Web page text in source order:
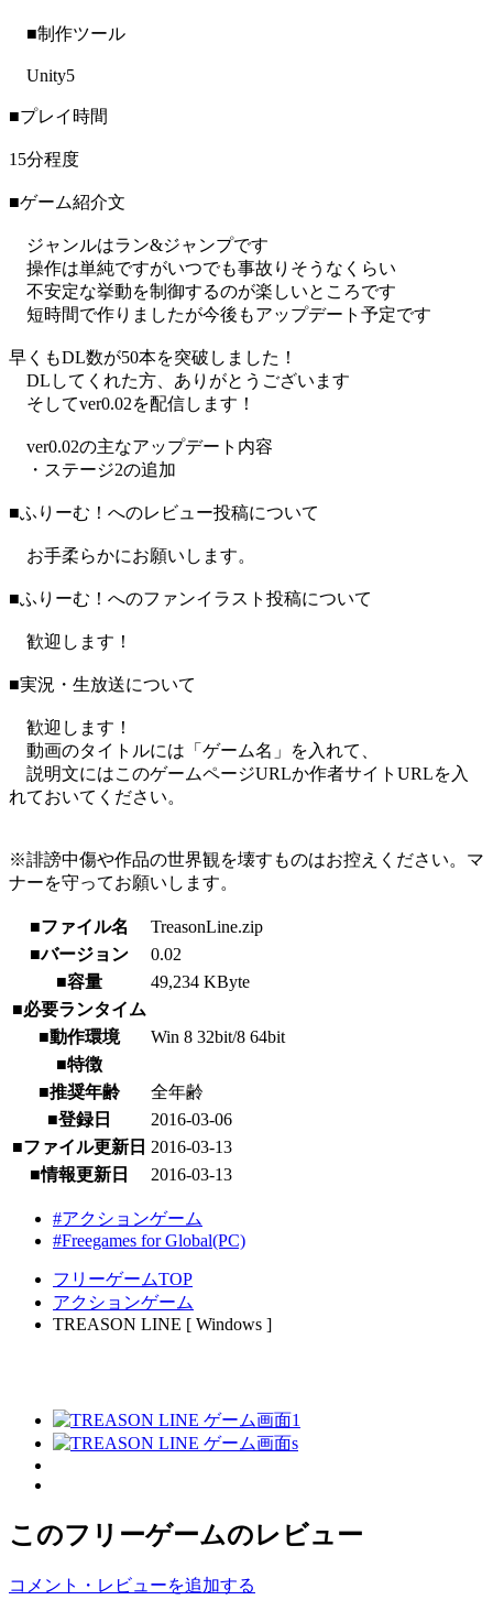
■制作ツール
Unity5
■プレイ時間
15分程度
■ゲーム紹介文
ジャンルはラン&ジャンプです
操作は単純ですがいつでも事故りそうなくらい
不安定な挙動を制御するのが楽しいところです
短時間で作りましたが今後もアップデート予定です
早くもDL数が50本を突破しました！
DLしてくれた方、ありがとうございます
そしてver0.02を配信します！
ver0.02の主なアップデート内容
・ステージ2の追加
■ふりーむ！へのレビュー投稿について
お手柔らかにお願いします。
■ふりーむ！へのファンイラスト投稿について
歓迎します！
■実況・生放送について
歓迎します！
動画のタイトルには「ゲーム名」を入れて、
説明文にはこのゲームページURLか作者サイトURLを入
れておいてください。
※誹謗中傷や作品の世界観を壊すものはお控えください。マ
ナーを守ってお願いします。
■ファイル名
TreasonLine.zip
■バージョン
0.02
■容量
49,234 KByte
■必要ランタイム
■動作環境
Win 8 32bit/8 64bit
■特徴
■推奨年齢
全年齢
■登録日
2016-03-06
■ファイル更新日 2016-03-13
■情報更新日
2016-03-13
#アクションゲーム
#Freegames for Global(PC)
フリーゲームTOP
アクションゲーム
TREASON LINE [ Windows ]
このフリーゲームのレビュー
コメント・レビューを追加する